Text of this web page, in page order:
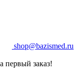
shop@bazismed.ru
первый заказ!